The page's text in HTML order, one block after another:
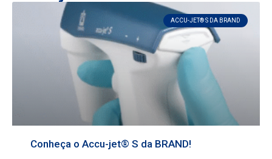
ACCU-JET® S DA BRAND
Conheça o Accu-jet® S da BRAND!